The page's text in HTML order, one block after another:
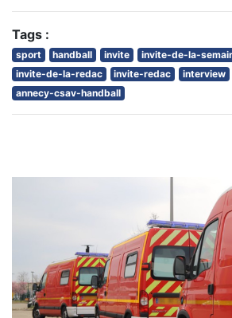
Tags :
sport handball invite invite-de-la-
invite-de-la-redac
invite-redac interview
annecy-csav-handball